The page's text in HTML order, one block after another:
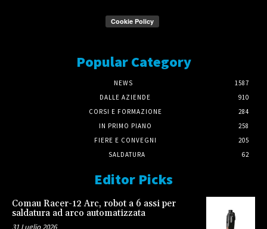
Popular Category
NEWS
1587
DALLE AZIENDE
910
CORSI E FORMAZIONE
284
IN PRIMO PIANO
258
FIERE E CONVEGNI
205
SALDATURA
62
Editor Picks
Comau Racer-12 Arc, robot a 6 assi per
saldatura ad arco automatizzata
31 Luglio 2026